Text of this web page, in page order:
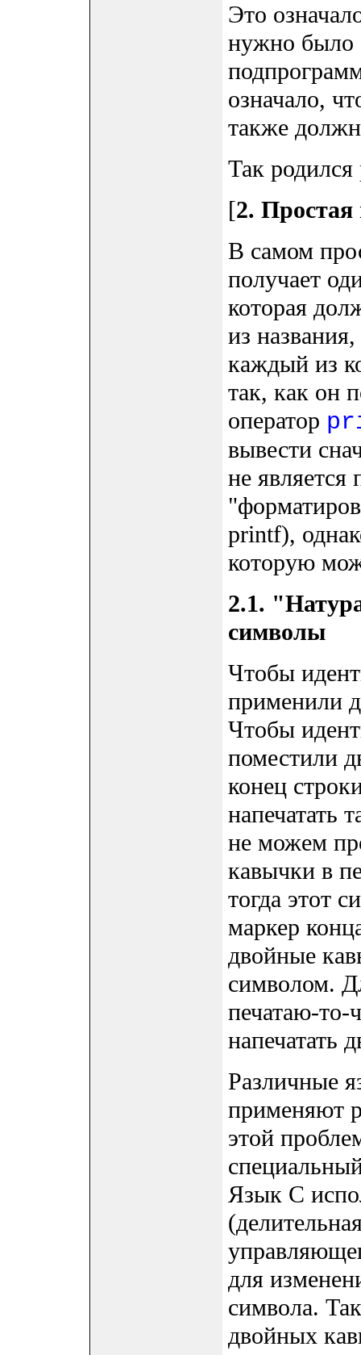
Это
нужно было
означало,
также
Так
[2. Простая
В самом
получает
которая
из
каждый из
так, как он
оператор
вывести
не является
printf),
которую
2.1.
символы
Чтобы
применили
Чтобы
поместили
конец
напечатать
не можем
кавычки в
тогда этот
маркер
двойные
символом.
печатаю-то-
напечатать
Различные
применяют
этой
Язык C
для
символа.
двойных